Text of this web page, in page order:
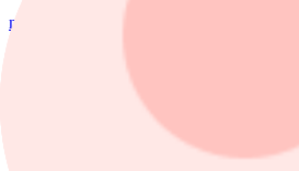
nyheter
Förvaltaren efter Troax
"Fortsatt stor potential"